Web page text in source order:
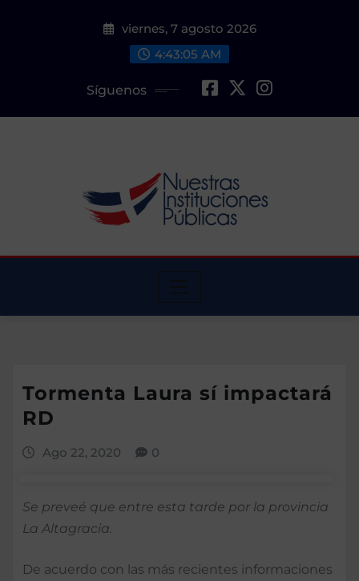
viernes, 7 agosto 2026
4:43:06 AM
Síguenos
Tormenta Laura sí impactará
RD
Ago 22, 2020 0
Se preveé que entre esta tarde por la provincia
La Altagracia.
De acuerdo con las más recientes informaciones